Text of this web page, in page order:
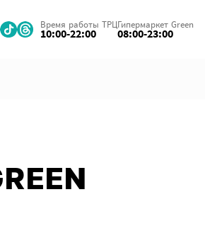
Время работы ТРЦ
10:00-22:00
Гипермаркет Green
08:00-23:00